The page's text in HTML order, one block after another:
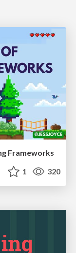
Frameworks
1 320